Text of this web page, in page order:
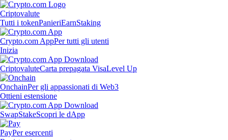
Criptovalute
Tutti i tokenPanieriEarnStaking
Crypto.com AppPer tutti gli utenti
Inizia
CriptovaluteCarta prepagata VisaLevel Up
OnchainPer gli appassionati di Web3
Ottieni estensione
SwapStakeScopri le dApp
PayPer esercenti